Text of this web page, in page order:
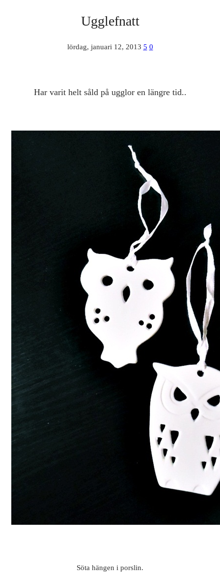
Ugglefnatt
lördag, januari 12, 2013 5 0
Har varit helt såld på ugglor en längre tid..
Söta hängen i porslin.